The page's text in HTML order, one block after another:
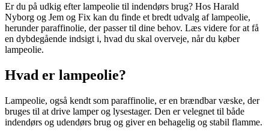
Er du på udkig efter lampeolie til indendørs brug? Hos Harald
Nyborg og Jem og Fix kan du finde et bredt udvalg af lampeolie,
herunder paraffinolie, der passer til dine behov. Læs videre for at få
en dybdegående indsigt i, hvad du skal overveje, når du køber
lampeolie.
Hvad er lampeolie?
Lampeolie, også kendt som paraffinolie, er en brændbar væske, der
bruges til at drive lamper og lysestager. Den er velegnet til både
indendørs og udendørs brug og giver en behagelig og stabil flamme.